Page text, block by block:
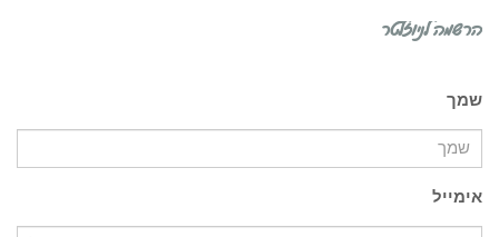
הרשמה לניוזלטר
שמך
אימייל